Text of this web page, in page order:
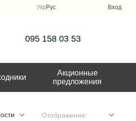
Укр Рус Вход
095 158 03 53
Акционные
предложения
Отображение: